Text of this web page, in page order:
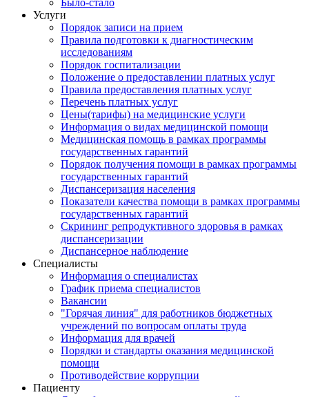
Услуги
Порядок записи на прием
Правила подготовки к диагностическим
исследованиям
Порядок госпитализации
Положение о предоставлении платных услуг
Правила предоставления платных услуг
Перечень платных услуг
Цены(тарифы) на медицинские услуги
Информация о видах медицинской помощи
Медицинская помощь в рамках программы
государственных гарантий
Порядок получения помощи в рамках программы
государственных гарантий
Диспансеризация населения
Показатели качества помощи в рамках программы
государственных гарантий
Скрининг репродуктивного здоровья в рамках
диспансеризации
Диспансерное наблюдение
Специалисты
Информация о специалистах
График приема специалистов
Вакансии
"Горячая линия" для работников бюджетных
учреждений по вопросам оплаты труда
Информация для врачей
Порядки и стандарты оказания медицинской
помощи
Противодействие коррупции
Пациенту